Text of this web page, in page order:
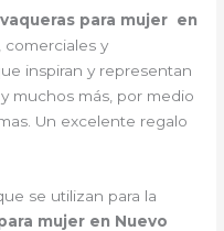
para mujer en
comerciales y
inspiran y representan
muchos más, por medio
Un excelente regalo
se utilizan para la
mujer en Nuevo